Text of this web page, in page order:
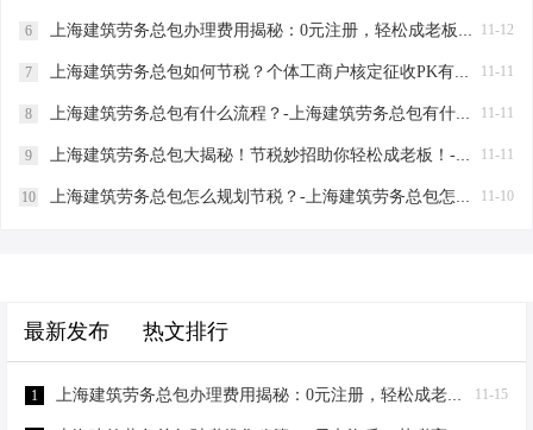
11-12
6 上海建筑劳务总包办理费用揭秘：0元注册，轻松成老板！-上海建筑劳务总包办理费用是多少
11-11
7 上海建筑劳务总包如何节税？个体工商户核定征收PK有限公司-上海建筑劳务总包如何节税
11-11
8 上海建筑劳务总包有什么流程？-上海建筑劳务总包有什么流程
11-11
9 上海建筑劳务总包大揭秘！节税妙招助你轻松成老板！-上海建筑劳务总包有什么要求
11-10
10 上海建筑劳务总包怎么规划节税？-上海建筑劳务总包怎么规划节税
最新发布 热文排行
11-15
1 上海建筑劳务总包办理费用揭秘：0元注册，轻松成老板！-上海建筑劳务总包办理费用